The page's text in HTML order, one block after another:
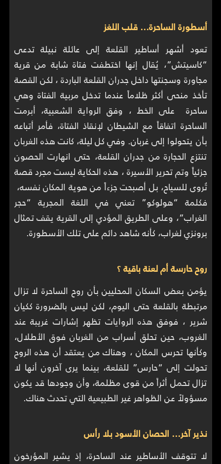
أسطورة الساحرة… قلب اللغز
تعود أشهر أساطير القلعة إلى عائلة نبيلة تدعى
“كاسيتش”، يُقال إنها اختطفت فتاة شابة من قرية
مجاورة وسجنتها داخل جدران القلعة الباردة ، لكن القصة
تأخذ منحى أكثر ظلاماً عندما تدخل مربية الفتاة وهي
ساحرة على الخط ، وفق الرواية الشعبية، أبرمت
الساحرة اتفاقاً مع الشيطان لإنقاذ الفتاة، فأمر أتباعه
بأن يتحولوا إلى غربان. وفي كل ليلة، كانت هذه الغربان
تنتزع الحجارة من جدران القلعة، حتى انهارت الحصون
جزئياً وتم تحرير الأسيرة ، هذه الحكاية ليست مجرد قصة
تُروى للسياح، بل أصبحت جزءاً من هوية المكان نفسه،
فكلمة “هولوكو” تعني في اللغة المجرية “حجر
الغراب”، وعلى الطريق المؤدي إلى القرية يقف تمثال
برونزي لغراب، كأنه شاهد دائم على تلك الأسطورة.
روح حارسة أم لعنة باقية ؟
يؤمن بعض السكان المحليين بأن روح الساحرة لا تزال
مرتبطة بالقلعة حتى اليوم، لكن ليس بالضرورة ككيان
شرير ، فوفق هذه الروايات تظهر إشارات غريبة عند
الغروب، حين تحلق أسراب من الغربان فوق الأطلال،
وكأنها تحرس المكان ، وهناك من يعتقد أن هذه الروح
تحولت إلى “حارس” للقلعة، بينما يرى آخرون أنها لا
تزال تحمل أثراً من قوى مظلمة، وأن وجودها قد يكون
مسؤولاً عن الظواهر غير الطبيعية التي تحدث هناك.
نذير آخر… الحصان الأسود بلا رأس
لا تتوقف الأساطير عند الساحرة، إذ يشير المؤرخون